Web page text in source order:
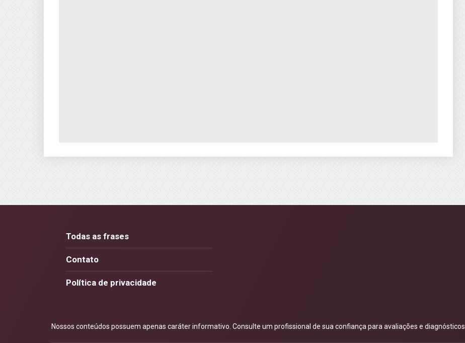
Todas as frases
Contato
Política de privacidade
Nossos conteúdos possuem apenas caráter informativo. Consulte um profissional de sua confiança para avaliações e diagnósticos.